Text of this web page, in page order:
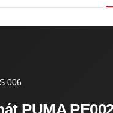
006
PUMA